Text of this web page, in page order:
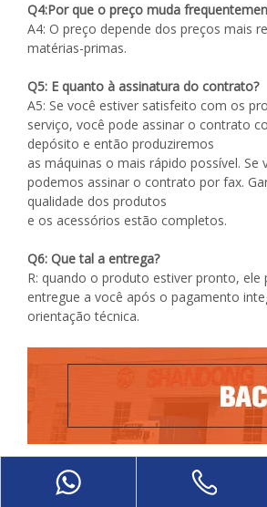
Q4:Por que o preço muda
A4: O preço depende dos preços mais
matérias-primas.
Q5: E quanto à assinatura do contrato?
A5: Se você estiver satisfeito com os
serviço, você pode assinar o contrato
depósito e então produziremos
as máquinas o mais rápido possível. Se
podemos assinar o contrato por fax.
qualidade dos produtos
e os acessórios estão completos.
Q6: Que tal a entrega?
R: quando o produto estiver pronto, ele
entregue a você após o pagamento
orientação técnica.
em um: